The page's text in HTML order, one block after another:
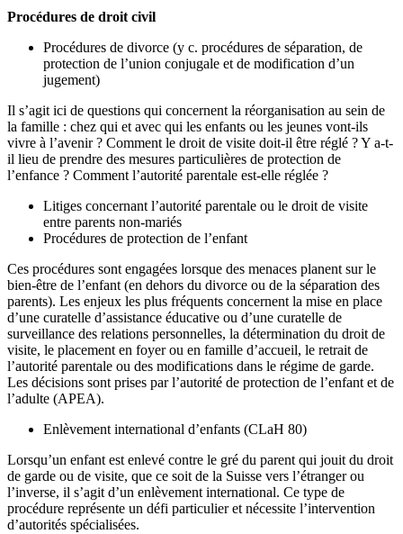
Procédures de droit civil
Procédures de divorce (y c. procédures de séparation, de
protection de l’union conjugale et de modification d’un
jugement)
Il s’agit ici de questions qui concernent la réorganisation au sein de
la famille : chez qui et avec qui les enfants ou les jeunes vont-ils
vivre à l’avenir ? Comment le droit de visite doit-il être réglé ? Y a-t-
il lieu de prendre des mesures particulières de protection de
l’enfance ? Comment l’autorité parentale est-elle réglée ?
Litiges concernant l’autorité parentale ou le droit de visite
entre parents non-mariés
Procédures de protection de l’enfant
Ces procédures sont engagées lorsque des menaces planent sur le
bien-être de l’enfant (en dehors du divorce ou de la séparation des
parents). Les enjeux les plus fréquents concernent la mise en place
d’une curatelle d’assistance éducative ou d’une curatelle de
surveillance des relations personnelles, la détermination du droit de
visite, le placement en foyer ou en famille d’accueil, le retrait de
l’autorité parentale ou des modifications dans le régime de garde.
Les décisions sont prises par l’autorité de protection de l’enfant et de
l’adulte (APEA).
Enlèvement international d’enfants (CLaH 80)
Lorsqu’un enfant est enlevé contre le gré du parent qui jouit du droit
de garde ou de visite, que ce soit de la Suisse vers l’étranger ou
l’inverse, il s’agit d’un enlèvement international. Ce type de
procédure représente un défi particulier et nécessite l’intervention
d’autorités spécialisées.